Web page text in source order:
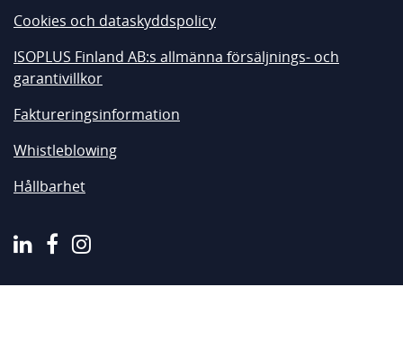
Cookies och dataskyddspolicy
ISOPLUS Finland AB:s allmänna försäljnings- och
garantivillkor
Faktureringsinformation
Whistleblowing
Hållbarhet